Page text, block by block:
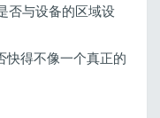
否与设备的区域设
快得不像一个真正的